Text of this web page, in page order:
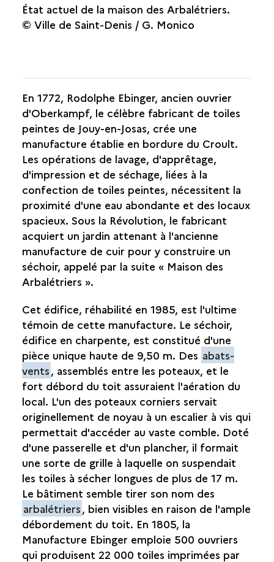
État actuel de la maison des Arbalétriers.
© Ville de Saint-Denis / G. Monico
En 1772, Rodolphe Ebinger, ancien ouvrier
d'Oberkampf, le célèbre fabricant de toiles
peintes de Jouy-en-Josas, crée une
manufacture établie en bordure du Croult.
Les opérations de lavage, d'apprêtage,
d'impression et de séchage, liées à la
confection de toiles peintes, nécessitent la
proximité d'une eau abondante et des locaux
spacieux. Sous la Révolution, le fabricant
acquiert un jardin attenant à l'ancienne
manufacture de cuir pour y construire un
séchoir, appelé par la suite « Maison des
Arbalétriers ».
Cet édifice, réhabilité en 1985, est l'ultime
témoin de cette manufacture. Le séchoir,
édifice en charpente, est constitué d'une
pièce unique haute de 9,50 m. Des abats-
vents, assemblés entre les poteaux, et le
fort débord du toit assuraient l'aération du
local. L'un des poteaux corniers servait
originellement de noyau à un escalier à vis qui
permettait d'accéder au vaste comble. Doté
d'une passerelle et d'un plancher, il formait
une sorte de grille à laquelle on suspendait
les toiles à sécher longues de plus de 17 m.
Le bâtiment semble tirer son nom des
arbalétriers, bien visibles en raison de l'ample
débordement du toit. En 1805, la
Manufacture Ebinger emploie 500 ouvriers
qui produisent 22 000 toiles imprimées par